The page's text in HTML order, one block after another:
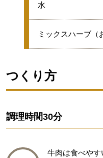
★
水
★
ミックスハーブ（
つくり方
調理時間30分
牛肉は食べや